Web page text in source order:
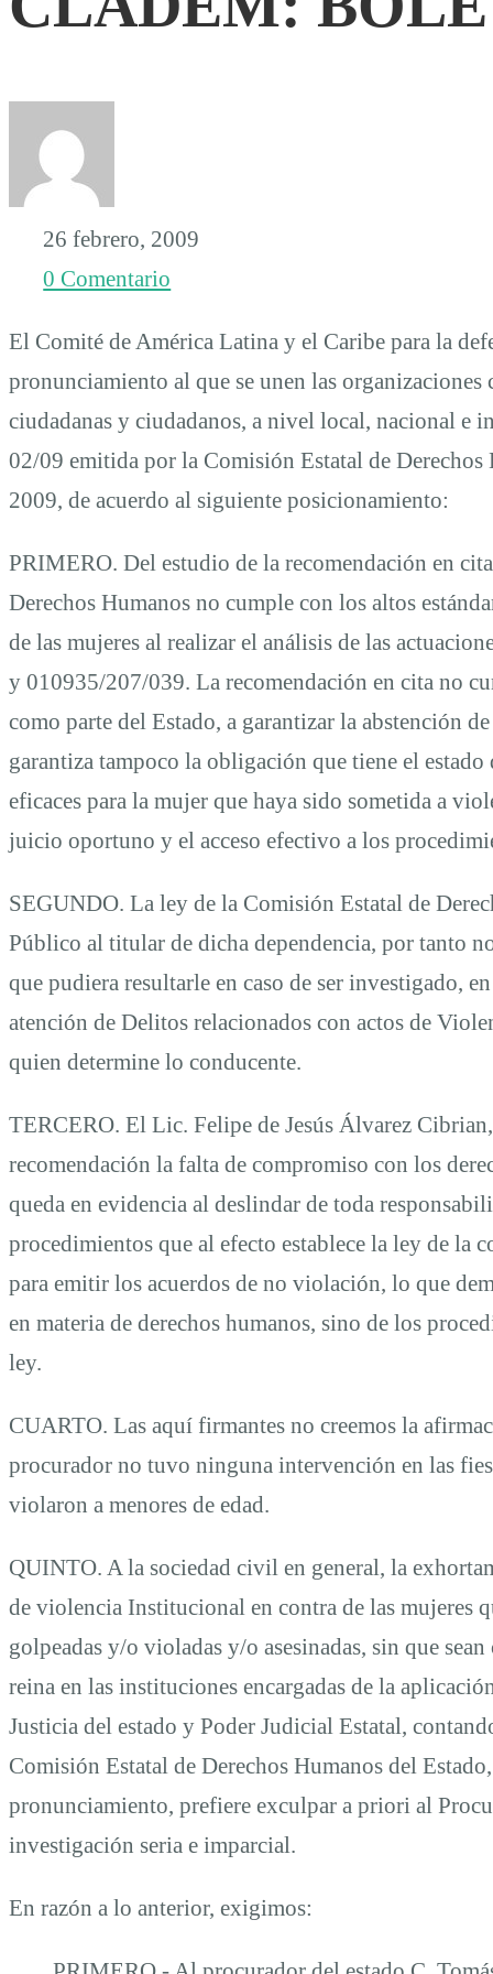
PRENSA
26 febrero, 2009
0 Comentario
El Comité de América Latina y el Caribe para la
pronunciamiento al que se unen las organizaciones
ciudadanas y ciudadanos, a nivel local, nacional e
02/09 emitida por la Comisión Estatal de Derechos
2009, de acuerdo al siguiente posicionamiento:
PRIMERO. Del estudio de la recomendación en
Derechos Humanos no cumple con los altos
de las mujeres al realizar el análisis de las
y 010935/207/039. La recomendación en cita no
como parte del Estado, a garantizar la abstención
garantiza tampoco la obligación que tiene el
eficaces para la mujer que haya sido sometida a
juicio oportuno y el acceso efectivo a los
SEGUNDO. La ley de la Comisión Estatal de
Público al titular de dicha dependencia, por tanto
que pudiera resultarle en caso de ser investigado,
atención de Delitos relacionados con actos de
quien determine lo conducente.
TERCERO. El Lic. Felipe de Jesús Álvarez
recomendación la falta de compromiso con los
queda en evidencia al deslindar de toda
procedimientos que al efecto establece la ley de la
para emitir los acuerdos de no violación, lo que
en materia de derechos humanos, sino de los
ley.
CUARTO. Las aquí firmantes no creemos la
procurador no tuvo ninguna intervención en las
violaron a menores de edad.
QUINTO. A la sociedad civil en general, la
de violencia Institucional en contra de las mujeres
golpeadas y/o violadas y/o asesinadas, sin que
reina en las instituciones encargadas de la
Justicia del estado y Poder Judicial Estatal,
Comisión Estatal de Derechos Humanos del
pronunciamiento, prefiere exculpar a priori al
investigación seria e imparcial.
En razón a lo anterior, exigimos: